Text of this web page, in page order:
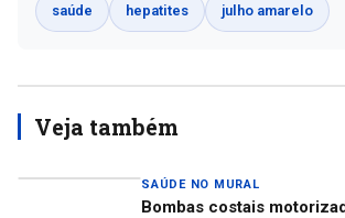
saúde hepatites julho amarelo
Veja também
SAÚDE NO MURAL
Bombas costais